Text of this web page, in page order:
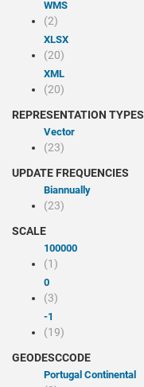
WMS
(2)
XLSX
(20)
XML
(20)
REPRESENTATION TYPES
Vector
(23)
UPDATE FREQUENCIES
Biannually
(23)
SCALE
100000
(1)
0
(3)
-1
(19)
GEODESCCODE
Portugal Continental